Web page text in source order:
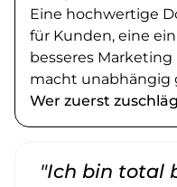
Eine hochwertige
für Kunden, eine
besseres
macht unabhängig
Wer zuerst
"Ich bin total